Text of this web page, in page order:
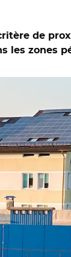
de
les zones